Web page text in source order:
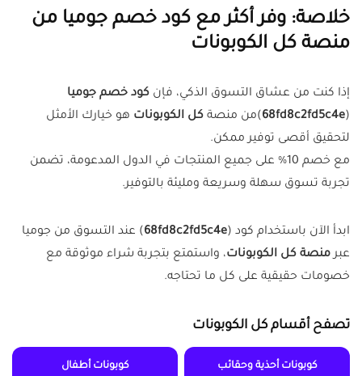
خلاصة: وفر أكثر مع كود خصم جوميا من
منصة كل الكوبونات
إذا كنت من عشاق التسوق الذكي، فإن كود خصم جوميا
(
68fd8c2fd5c4e)من منصة كل الكوبونات هو خيارك الأمثل
لتحقيق أقصى توفير ممكن.
مع خصم 10% على جميع المنتجات في الدول المدعومة، تضمن
تجربة تسوق سهلة وسريعة ومليئة بالتوفير.
ابدأ الآن باستخدام كود (68fd8c2fd5c4e) عند التسوق من جوميا
عبرمنصة كل الكوبونات، واستمتع بتجربة شراء موثوقة مع
خصومات حقيقية على كل ما تحتاجه.
تصفح أقسام كل الكوبونات
كوبونات أحذية وحقائب كوبونات أطفال